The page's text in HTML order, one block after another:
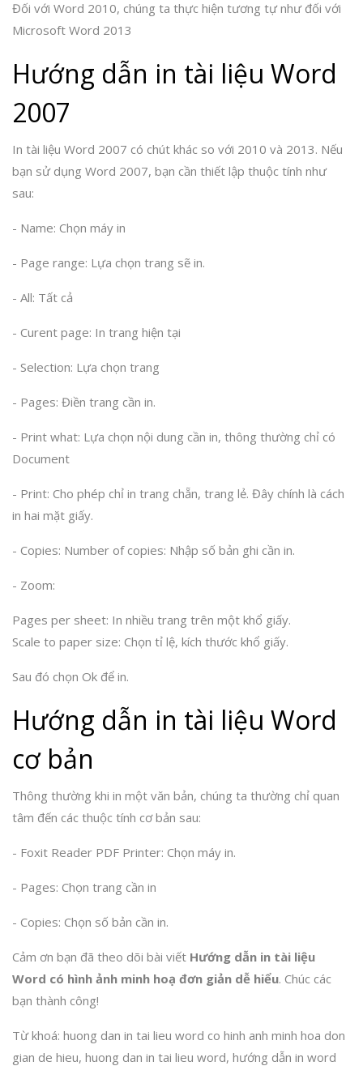
Đối với Word 2010, chúng ta thực hiện tương tự như đối với
Microsoft Word 2013
Hướng dẫn in tài liệu Word
2007
In tài liệu Word 2007 có chút khác so với 2010 và 2013. Nếu
bạn sử dụng Word 2007, bạn cần thiết lập thuộc tính như
sau:
- Name: Chọn máy in
- Page range: Lựa chọn trang sẽ in.
- All: Tất cả
- Curent page: In trang hiện tại
- Selection: Lựa chọn trang
- Pages: Điền trang cần in.
- Print what: Lựa chọn nội dung cần in, thông thường chỉ có
Document
- Print: Cho phép chỉ in trang chẵn, trang lẻ. Đây chính là cách
in hai mặt giấy.
- Copies: Number of copies: Nhập số bản ghi cần in.
- Zoom:
Pages per sheet: In nhiều trang trên một khổ giấy.
Scale to paper size: Chọn tỉ lệ, kích thước khổ giấy.
Sau đó chọn Ok để in.
Hướng dẫn in tài liệu Word
cơ bản
Thông thường khi in một văn bản, chúng ta thường chỉ quan
tâm đến các thuộc tính cơ bản sau:
- Foxit Reader PDF Printer: Chọn máy in.
- Pages: Chọn trang cần in
- Copies: Chọn số bản cần in.
Cảm ơn bạn đã theo dõi bài viết Hướng dẫn in tài liệu
Word có hình ảnh minh hoạ đơn giản dễ hiểu. Chúc các
bạn thành công!
Từ khoá: huong dan in tai lieu word co hinh anh minh hoa don
gian de hieu, huong dan in tai lieu word, hướng dẫn in word